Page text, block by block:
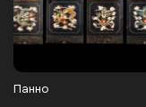
Панно